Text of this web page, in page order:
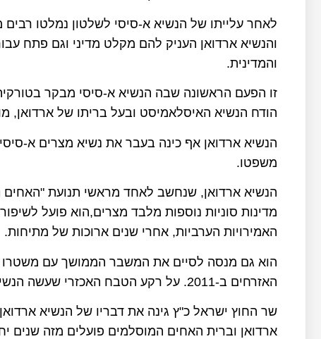
לאחר עלייתו של הנשיא א-סיסי לשלטון נמלטו
והנשיא ארדואן העניק להם מקלט מדיני וגם פתח
והמדינית.
הודח הנשיא האיסלאמיסט ובעל בריתו של ארדואן,
הנשיא ארדואן אף כינה בעבר את נשיא מצרים א-
משפטו.
הנשיא ארדואן, שנחשב לאחד מראשי תנועת
מדינות סוניות נוספות מלבד מצרים,הוא פועל
האמירויות הערביות, אחרי שנים ארוכות של מתיחות.
הוא גם מנסה לסיים את המשבר הממושך עם
האזרחים ב-2011. על רקע הטבח האכזרי שעשה הנשיא אסד במאות אלפי מוסלמים סונים.
שר החוץ ישראל כ"ץ גינה את דבריו של הנשיא
ארדואן וברית האחים המוסלמים פועלים מזה